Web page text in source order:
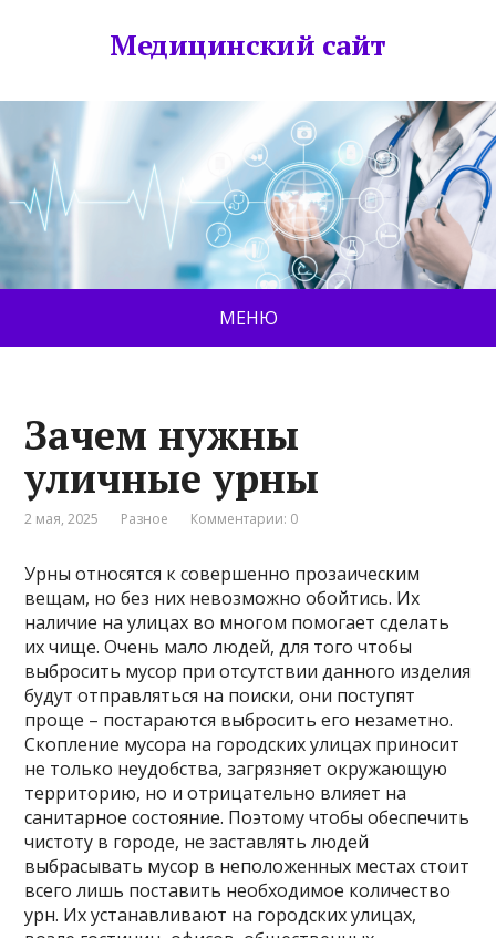
Медицинский сайт
МЕНЮ
Зачем нужны
уличные урны
2 мая, 2025 Разное Комментарии: 0
Урны относятся к совершенно прозаическим
вещам, но без них невозможно обойтись. Их
наличие на улицах во многом помогает сделать
их чище. Очень мало людей, для того чтобы
выбросить мусор при отсутствии данного изделия
будут отправляться на поиски, они поступят
проще – постараются выбросить его незаметно.
Скопление мусора на городских улицах приносит
не только неудобства, загрязняет окружающую
территорию, но и отрицательно влияет на
санитарное состояние. Поэтому чтобы обеспечить
чистоту в городе, не заставлять людей
выбрасывать мусор в неположенных местах стоит
всего лишь поставить необходимое количество
урн. Их устанавливают на городских улицах,